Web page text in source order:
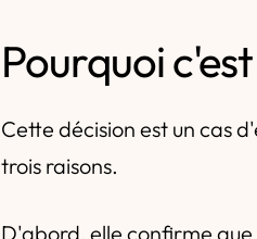
Pourquoi
Cette décision est un cas
trois raisons.
D'abord, elle confirme que